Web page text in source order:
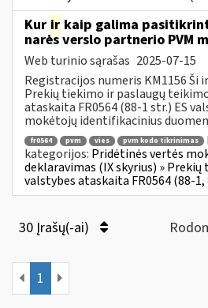
Kur ir kaip galima
narės verslo partnerio PVM
Web turinio sąrašas 2025-07-15
Registracijos numeris KM1156 Ši
Prekių tiekimo ir paslaugų
ataskaita FR0564 (88-1 str.) ES
mokėtojų identifikacinius
fr0564 pvm vies pvm kodo tikrinimas
kategorijos: Pridėtinės vertės
deklaravimas (IX skyrius) »
valstybes ataskaita FR0564 (88-1,
30 Įrašų(-ai)
1